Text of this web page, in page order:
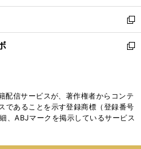
開
く
ウ
で
開
く
ン
ド
ウ
で
ウ
ィ
ン
ド
く
新
し
い
ド
ウ
で
新
ィ
ン
配信サービスが、著作権者からコンテ
であることを示す登録商標（登録番号
、ABJマークを掲示しているサービス